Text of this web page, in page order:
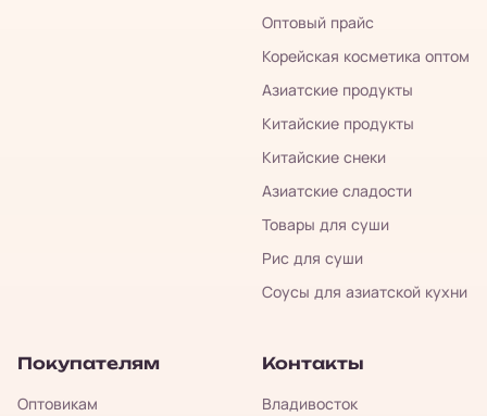
Оптовый прайс
Корейская косметика оптом
Азиатские продукты
Китайские продукты
Китайские снеки
Азиатские сладости
Товары для суши
Рис для суши
Соусы для азиатской кухни
Покупателям
Оптовикам
Контакты
Владивосток